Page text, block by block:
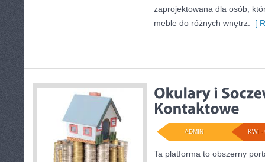
zaprojektowana dla osób,
meble do różnych wnętrz.
[
KWI -
ADMIN
Ta platforma to obszerny